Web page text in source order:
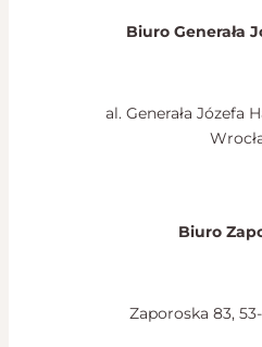
Biuro Generała
al. Generała Józefa
Biuro
Zaporoska 83,